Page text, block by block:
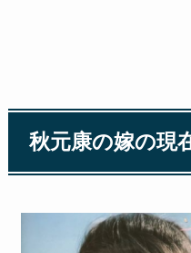
秋元康の嫁の現